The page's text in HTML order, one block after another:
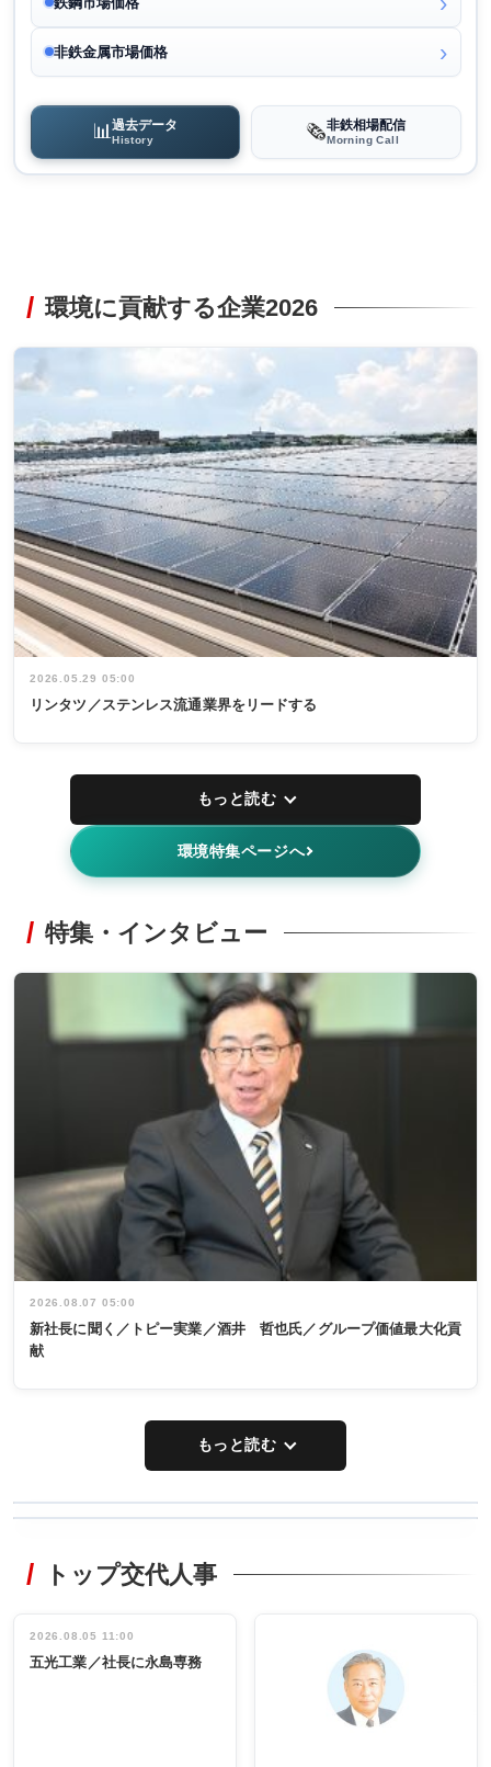
非鉄金属市場価格
📊過去データ
History 🗞️非鉄相場配信
Morning Call
環境に貢献する企業2026
2026.05.29 05:00
リンタツ／ステンレス流通業界をリードする
もっと読む
環境特集ページへ
特集・インタビュー
2026.08.07 05:00
新社長に聞く／トピー実業／酒井 哲也氏／グループ価値最大化貢
献
もっと読む
非鉄業界で
インタビュ
ー／社内ア
タックトレー
祝う 業界関
係者ら220人
出席
トップ交代人事
2026.08.05 11:00
五光工業／社長に永島専務